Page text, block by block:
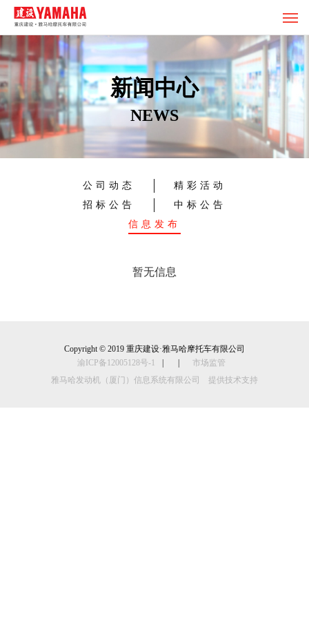
新闻中心
NEWS
公司动态
精彩活动
招标公告
中标公告
信息发布
暂无信息
Copyright © 2019 重庆建设·雅马哈摩托车有限公司
渝ICP备12005128号-1
市场监管
雅马哈发动机（厦门）信息系统有限公司 提供技术支持